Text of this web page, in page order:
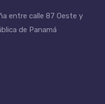
entre calle 87 Oeste y
de Panamá